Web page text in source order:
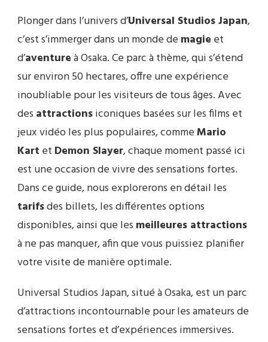
Plonger dans l’univers d’Universal Studios Japan,
c’est s’immerger dans un monde de magie et
d’aventureà Osaka. Ce parc à thème, qui s’étend
sur environ 50 hectares, offre une expérience
inoubliable pour les visiteurs de tous âges. Avec
des attractionsiconiques basées sur les films et
jeux vidéo les plus populaires, commeMario
Kart et Demon Slayer, chaque moment passé ici
est une occasion de vivre des sensations fortes.
Dans ce guide, nous explorerons en détail les
tarifsdes billets, les différentes options
disponibles, ainsi que les meilleures attractions
à ne pas manquer, afin que vous puissiez planifier
votre visite de manière optimale.
Universal Studios Japan, situé à Osaka, est un parc
d’attractions incontournable pour les amateurs de
sensations fortes et d’expériences immersives.